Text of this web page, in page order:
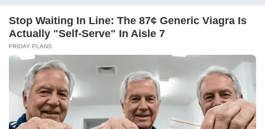
Aktien ATX DAX EuroStoxx 50 Dow Jones NASDAQ 100
Weitere Aktien:
Marvel Entertainment
Vidrala Mosel Vitelic
Doral Financial
Kontakt-Impressum -Werbung-Barrierefreiheit
Sitemap-Datenschutz Disclaimer-AGB- Privatsphäre-Einstellungen
Stop Waiting In Line: The 87¢ Generic Viagra Is
Actually "Self-Serve" In Aisle 7
FRIDAY PLANS